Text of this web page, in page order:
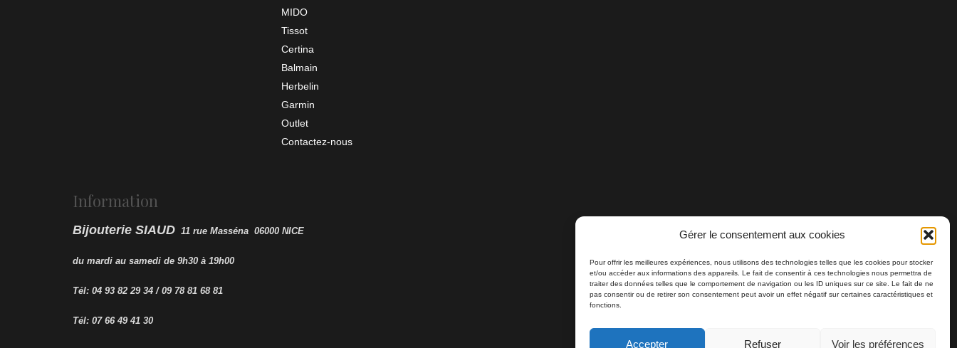
Gérer le consentement aux cookies
Pour offrir les meilleures expériences, nous utilisons des technologies telles que les cookies pour stocker
et/ou accéder aux informations des appareils. Le fait de consentir à ces technologies nous permettra de
traiter des données telles que le comportement de navigation ou les ID uniques sur ce site. Le fait de ne
pas consentir ou de retirer son consentement peut avoir un effet négatif sur certaines caractéristiques et
fonctions.
Accepter Refuser Voir les préférences
MIDO
Tissot
Certina
Balmain
Herbelin
Garmin
Outlet
Contactez-nous
Information
Bijouterie SIAUD 11 rue Masséna 06000 NICE
du mardi au samedi de 9h30 à 19h00
Tél: 04 93 82 29 34 / 09 78 81 68 81
Tél: 07 66 49 41 30